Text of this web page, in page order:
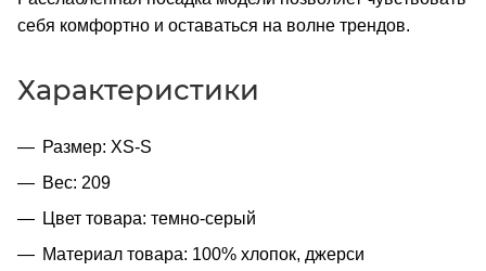
себя комфортно и оставаться на волне трендов.
Характеристики
Размер: XS-S
Вес: 209
Цвет товара: темно-серый
Материал товара: 100% хлопок, джерси